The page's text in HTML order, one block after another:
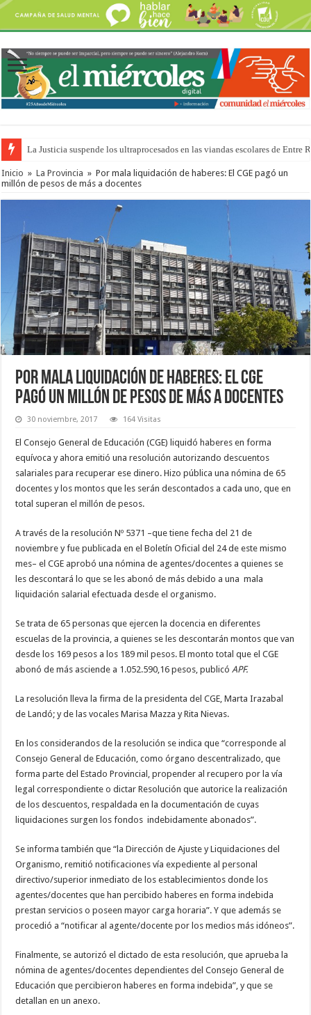
La Justicia suspende los ultraprocesados en las viandas escolares de Entre
Se presentará la obra “La Runfla de los Macanos”
Inicio » La Provincia » Por mala liquidación de haberes: El CGE pagó un
millón de pesos de más a docentes
Por mala liquidación de haberes: El CGE
pagó un millón de pesos de más a docentes
30 noviembre, 2017 164 Visitas
El Consejo General de Educación (CGE) liquidó haberes en forma
equívoca y ahora emitió una resolución autorizando descuentos
salariales para recuperar ese dinero. Hizo pública una nómina de 65
docentes y los montos que les serán descontados a cada uno, que en
total superan el millón de pesos.
A través de la resolución Nº 5371 –que tiene fecha del 21 de
noviembre y fue publicada en el Boletín Oficial del 24 de este mismo
mes– el CGE aprobó una nómina de agentes/docentes a quienes se
les descontará lo que se les abonó de más debido a una mala
liquidación salarial efectuada desde el organismo.
Se trata de 65 personas que ejercen la docencia en diferentes
escuelas de la provincia, a quienes se les descontarán montos que van
desde los 169 pesos a los 189 mil pesos. El monto total que el CGE
abonó de más asciende a 1.052.590,16 pesos, publicóAPF.
La resolución lleva la firma de la presidenta del CGE, Marta Irazabal
de Landó; y de las vocales Marisa Mazza y Rita Nievas.
En los considerandos de la resolución se indica que “corresponde al
Consejo General de Educación, como órgano descentralizado, que
forma parte del Estado Provincial, propender al recupero por la vía
legal correspondiente o dictar Resolución que autorice la realización
de los descuentos, respaldada en la documentación de cuyas
liquidaciones surgen los fondos indebidamente abonados”.
Se informa también que “la Dirección de Ajuste y Liquidaciones del
Organismo, remitió notificaciones vía expediente al personal
directivo/superior inmediato de los establecimientos donde los
agentes/docentes que han percibido haberes en forma indebida
prestan servicios o poseen mayor carga horaria”. Y que además se
procedió a “notificar al agente/docente por los medios más idóneos”.
Finalmente, se autorizó el dictado de esta resolución, que aprueba la
nómina de agentes/docentes dependientes del Consejo General de
Educación que percibieron haberes en forma indebida”, y que se
detallan en un anexo.